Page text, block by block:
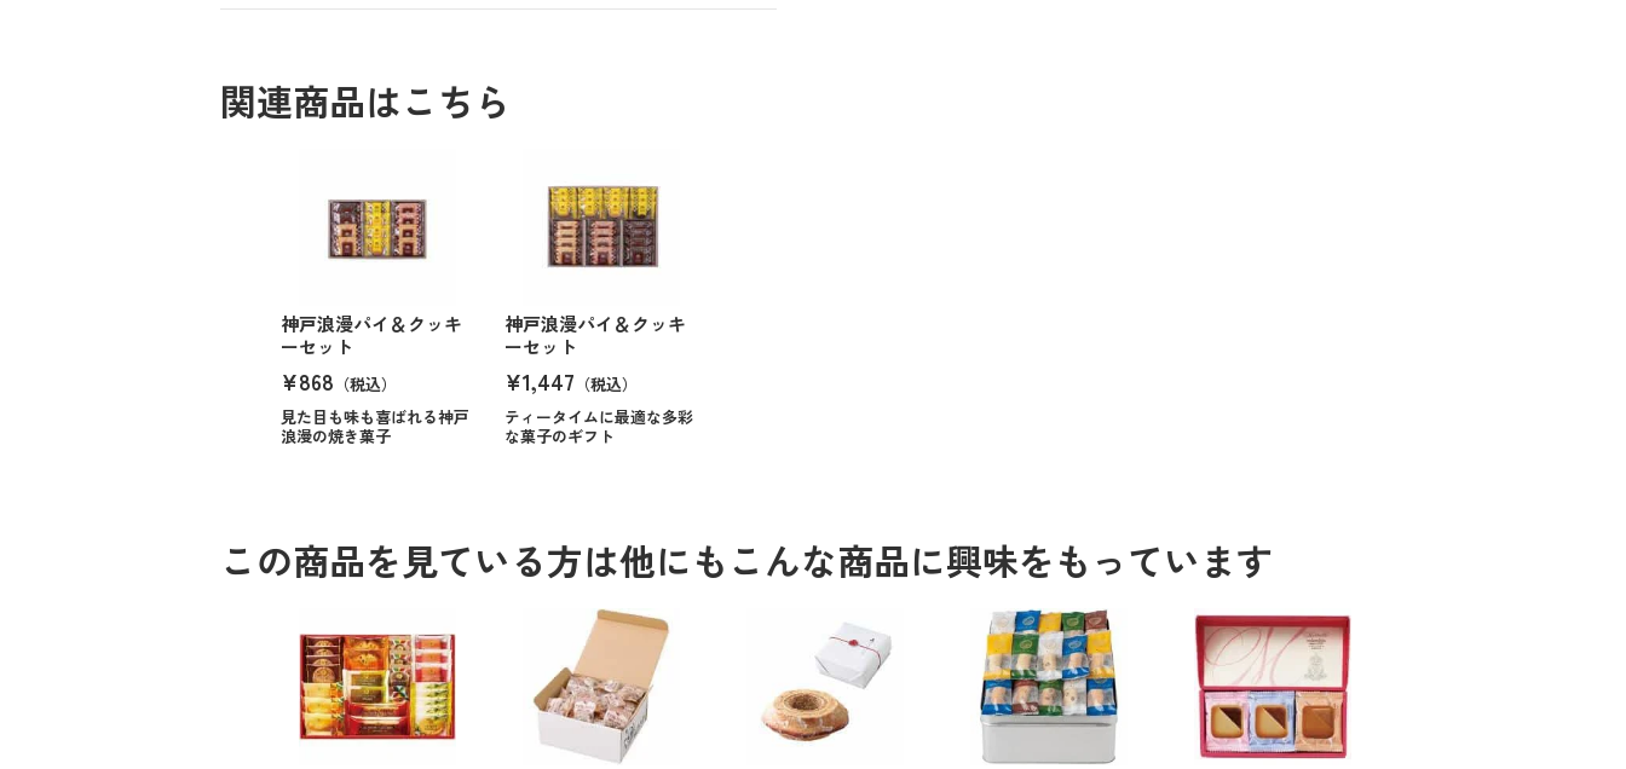
関連商品はこちら
神戸浪漫パイ＆クッキ
ーセット
¥868 （税込）
見た目も味も喜ばれる神戸
浪漫の焼き菓子
神戸浪漫パイ＆クッキ
ーセット
¥1,447 （税込）
ティータイムに最適な多彩
な菓子のギフト
この商品を見ている方は他にもこんな商品に興味をもっています